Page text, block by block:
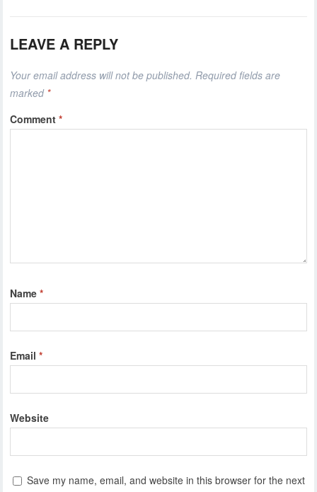
LEAVE A REPLY
Your email address will not be published. Required fields are
marked *
Comment*
Name*
Email*
Website
Save my name, email, and website in this browser for the next